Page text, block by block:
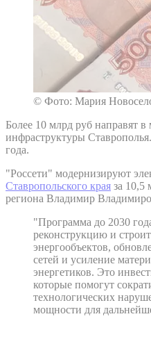
© Фото: Мария
Более 10 млрд руб направят
инфраструктуры
года.
"Россети" модернизируют
Ставропольского края за 10,5
региона Владимир
"Программа до 2030
реконструкцию и
энергообъектов,
сетей и усиление
энергетиков. Это
которые помогут
технологических
мощности для